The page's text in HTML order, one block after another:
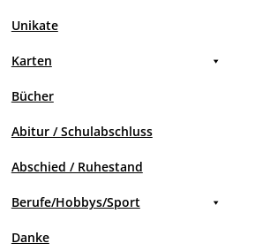
Unikate
Karten
Bücher
Abitur / Schulabschluss
Abschied / Ruhestand
Berufe/Hobbys/Sport
Danke